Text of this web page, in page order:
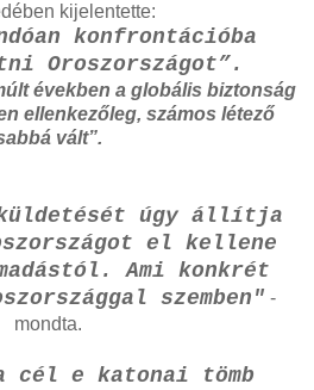
kijelentette:
konfrontációba
Oroszországot”.
években a globális biztonság
ellenkezőleg, számos létező
vált”.
küldetését úgy állítja
el kellene
Ami konkrét
szemben" -
mondta.
cél e katonai tömb